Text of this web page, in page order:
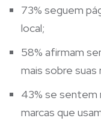
73% seguem
local;
58% afirmam
mais sobre suas
43% se sentem
marcas que